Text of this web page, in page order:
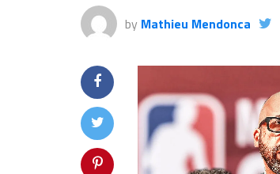
by Mathieu Mendonca